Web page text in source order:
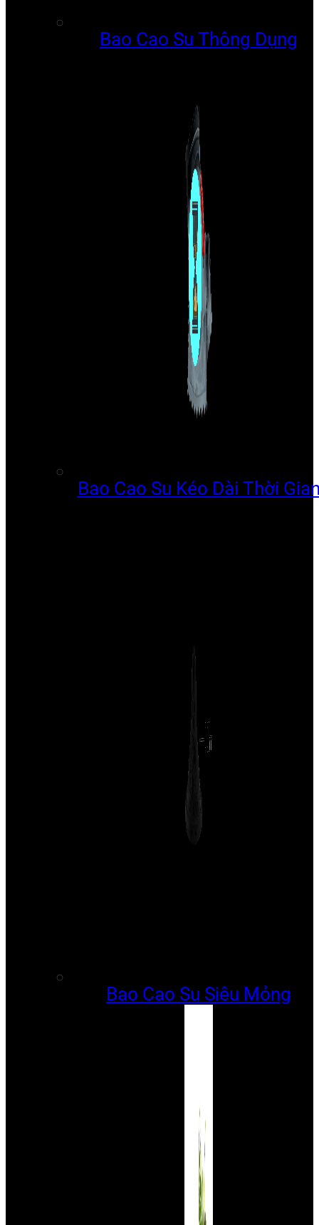
Bao Cao Su Thông Dụng
Bao Cao Su Kéo Dài Thời
Bao Cao Su Siêu Mỏng